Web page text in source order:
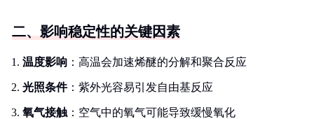
二、影响稳定性的关键因素
温度影响 ：高温会加速烯醚的分解和聚合反应
光照条件：紫外光容易引发自由基反应
氧气接触 ：空气中的氧气可能导致缓慢氧化